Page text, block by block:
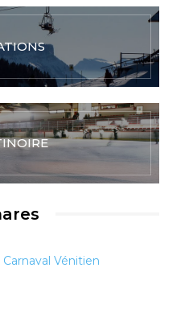
Carnaval Vénitien